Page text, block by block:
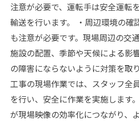
注意が必要で、運転手は安全運転
輸送を行います。 ・周辺環境の確
も注意が必要です。現場周辺の交
施設の配置、季節や天候による影
の障害にならないように対策を取
工事の現場作業では、スタッフ全
を行い、安全に作業を実施します
が現場映像の効率化につながり、